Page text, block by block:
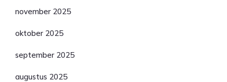
november 2025
oktober 2025
september 2025
augustus 2025